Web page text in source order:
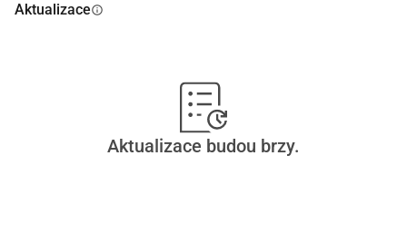
Aktualizaceinfo
Aktualizace budou brzy.